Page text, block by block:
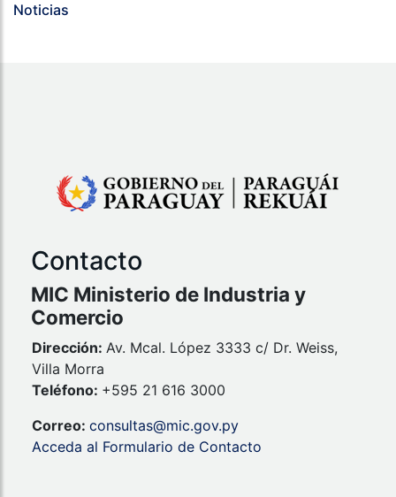
Noticias
Contacto
MIC Ministerio de Industria y
Comercio
Dirección: Av. Mcal. López 3333 c/ Dr. Weiss,
Villa Morra
Teléfono: +595 21 616 3000
Correo: consultas@mic.gov.py
Acceda al Formulario de Contacto